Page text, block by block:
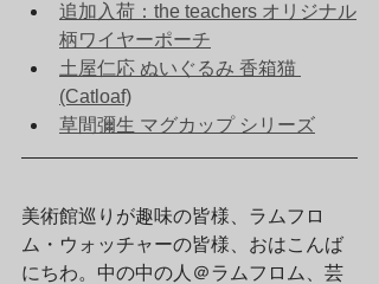
追加入荷：the teachers オリジナル
柄ワイヤーポーチ
土屋仁応 ぬいぐるみ 香箱猫
(Catloaf)
草間彌生 マグカップ シリーズ
美術館巡りが趣味の皆様、ラムフロ
ム・ウォッチャーの皆様、おはこんば
にちわ。中の中の人＠ラムフロム、芸